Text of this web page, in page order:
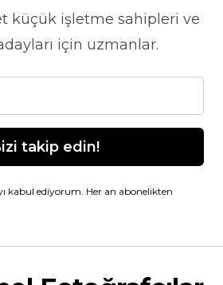
küçük işletme sahipleri ve
için uzmanlar.
takip edin!
kabul ediyorum. Her an abonelikten